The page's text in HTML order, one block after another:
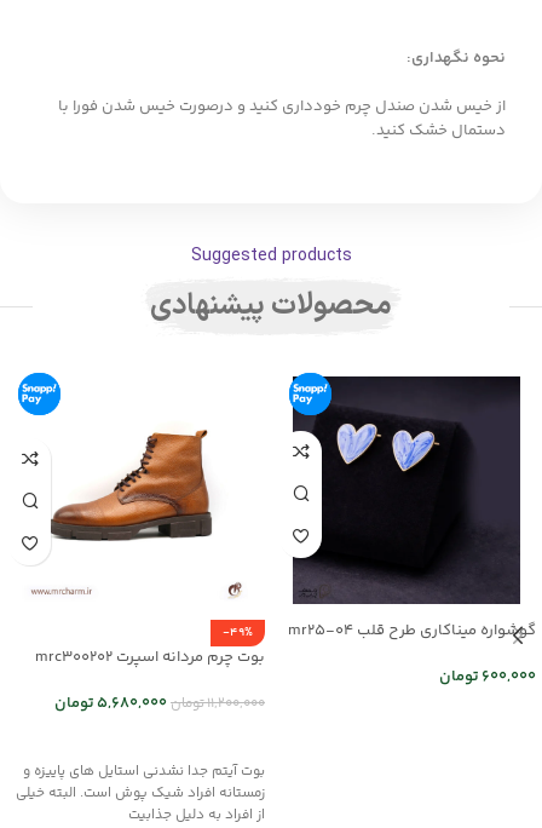
نحوه نگهداری:
از خیس شدن صندل چرم خودداری کنید و درصورت خیس شدن فورا با
دستمال خشک کنید.
Suggested products
محصولات پیشنهادی
گوشواره میناکاری طرح قلب mr25-04
600,000 تومان
-49%
بوت چرم مردانه اسپرت mrc300202
11,200,000تومان5,680,000تومان
بوت آیتم جدا نشدنی استایل های پاییزه و
زمستانه افراد شیک پوش است. البته خیلی
از افراد به دلیل جذابیت